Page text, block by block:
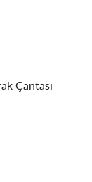
Çantası